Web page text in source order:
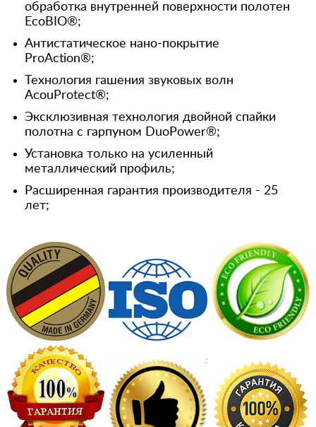
обработка внутренней поверхности полотен
EcoBIO®;
Антистатическое нано-покрытие
ProAction®;
Технология гашения звуковых волн
AcouProtect®;
Эксклюзивная технология двойной спайки
полотна с гарпуном DuoPower®;
Установка только на усиленный
металлический профиль;
Расширенная гарантия производителя - 25
лет;